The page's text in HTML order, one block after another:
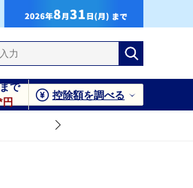
で
控除額を調べる